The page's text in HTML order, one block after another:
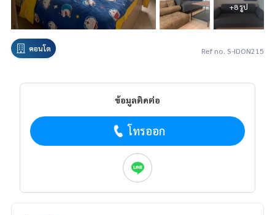
+8 รูป
คอนโด Ref no. S-IDON215
ข้อมูลติดต่อ
โทรออก